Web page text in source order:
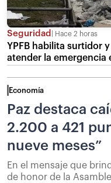
Seguridad Hace 2 horas
YPFB habilita surtidor
atender la emergencia
Economía
Paz destaca
2.200 a 421
nueve meses”
En el mensaje que
de honor de la